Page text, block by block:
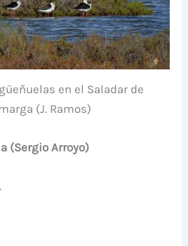
en el Saladar de
(J. Ramos)
(Sergio Arroyo)